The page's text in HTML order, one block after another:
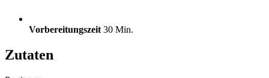
Vorbereitungszeit 30 Min.
Zutaten